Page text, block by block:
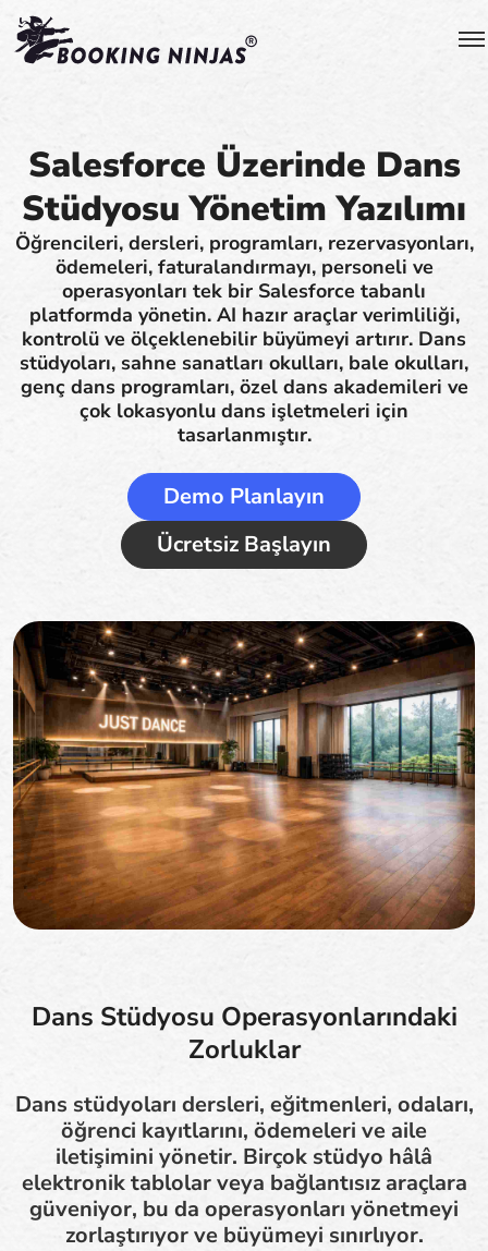
Salesforce Üzerinde Dans
Stüdyosu Yönetim Yazılımı
Öğrencileri, dersleri, programları, rezervasyonları,
ödemeleri, faturalandırmayı, personeli ve
operasyonları tek bir Salesforce tabanlı
platformda yönetin. AI hazır araçlar verimliliği,
kontrolü ve ölçeklenebilir büyümeyi artırır. Dans
stüdyoları, sahne sanatları okulları, bale okulları,
genç dans programları, özel dans akademileri ve
çok lokasyonlu dans işletmeleri için
tasarlanmıştır.
Demo Planlayın
Ücretsiz Başlayın
Dans Stüdyosu Operasyonlarındaki
Zorluklar
Dans stüdyoları dersleri, eğitmenleri, odaları,
öğrenci kayıtlarını, ödemeleri ve aile
iletişimini yönetir. Birçok stüdyo hâlâ
elektronik tablolar veya bağlantısız araçlara
güveniyor, bu da operasyonları yönetmeyi
zorlaştırıyor ve büyümeyi sınırlıyor.